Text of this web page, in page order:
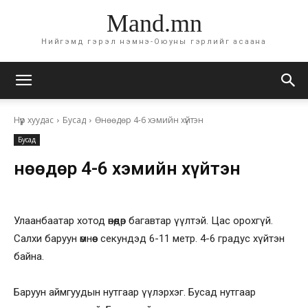
Mand.mn
Нийгэмд гэрэл нэмнэ-Оюуны гэрлийг асаана
Нүүр хуудас Бусад Өнөөдөр 4-6 хэмийн хүйтэн
Бусад
Өнөөдөр 4-6 хэмийн хүйтэн
Улаанбаатар хотод өнөөдөр багавтар үүлтэй. Цас орохгүй.
Салхи баруун өмнөөс секундэд 6-11 метр. 4-6 градус хүйтэн
байна.
Баруун аймгуудын нутгаар үүлэрхэг. Бусад нутгаар